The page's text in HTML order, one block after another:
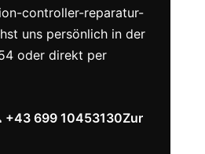
controller-reparatur-
uns persönlich in der
oder direkt per
+43 699 10453130Zur